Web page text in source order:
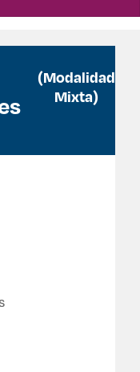
(Modalidad
Mixta)